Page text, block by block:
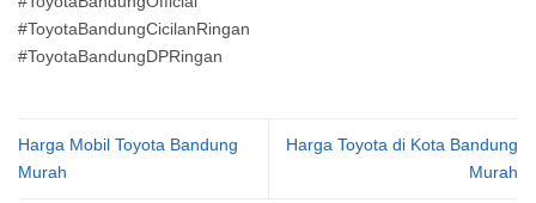
#ToyotaBandungCicilanRingan
#ToyotaBandungDPRingan
Harga Mobil Toyota Bandung
Murah
Harga Toyota di Kota Bandung
Murah